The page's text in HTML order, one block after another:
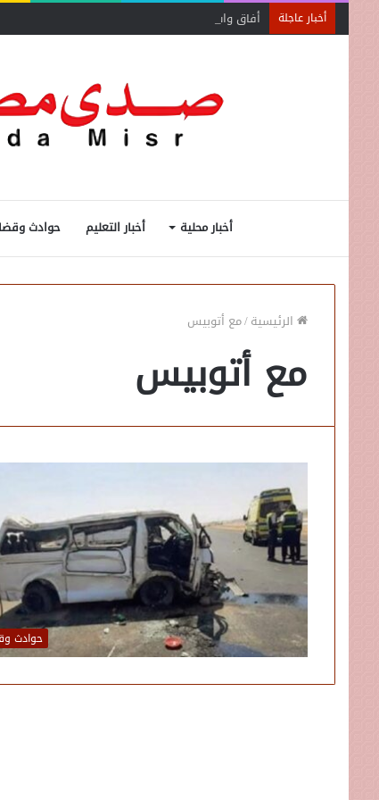
أخبار عاجلة أفاق واسعة لاستفادة المغتربين من الأنشطة المالية
أخبار محلية أخبار التعليم حوادث
الرئيسية/مع أتوبيس
مع أتوبيس
حوادث